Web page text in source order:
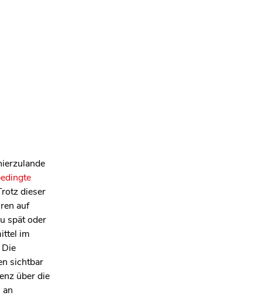
dieser
auf
spät oder
im
sichtbar
über die